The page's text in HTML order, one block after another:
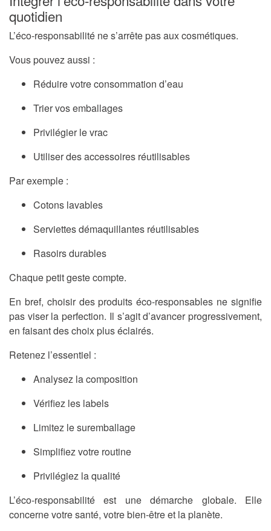
quotidien
L’éco-responsabilité ne s’arrête pas aux cosmétiques.
Vous pouvez aussi :
Réduire votre consommation d’eau
Trier vos emballages
Privilégier le vrac
Utiliser des accessoires réutilisables
Par exemple :
Cotons lavables
Serviettes démaquillantes réutilisables
Rasoirs durables
Chaque petit geste compte.
En bref, choisir des produits éco-responsables ne signifie
pas viser la perfection. Il s’agit d’avancer progressivement,
en faisant des choix plus éclairés.
Retenez l’essentiel :
Analysez la composition
Vérifiez les labels
Limitez le suremballage
Simplifiez votre routine
Privilégiez la qualité
L’éco-responsabilité est une démarche globale. Elle
concerne votre santé, votre bien-être et la planète.